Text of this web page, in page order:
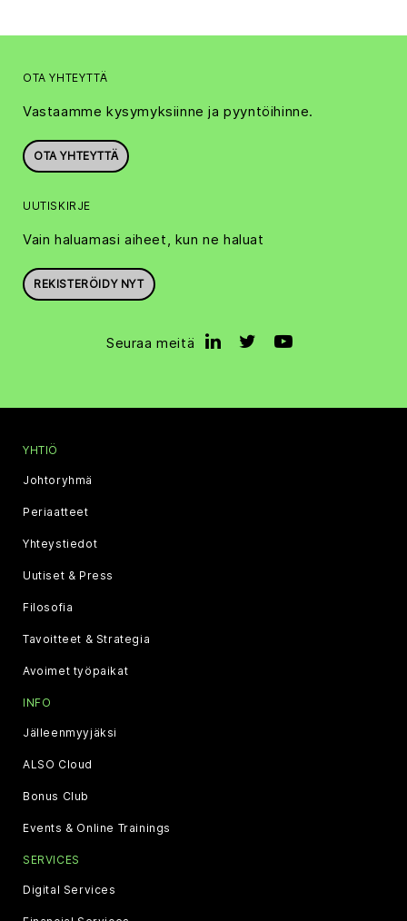
OTA YHTEYTTÄ
Vastaamme kysymyksiinne ja pyyntöihinne.
OTA YHTEYTTÄ
UUTISKIRJE
Vain haluamasi aiheet, kun ne haluat
REKISTERÖIDY NYT
Seuraa meitä
YHTIÖ
Johtoryhmä
Periaatteet
Yhteystiedot
Uutiset & Press
Filosofia
Tavoitteet & Strategia
Avoimet työpaikat
INFO
Jälleenmyyjäksi
ALSO Cloud
Bonus Club
Events & Online Trainings
SERVICES
Digital Services